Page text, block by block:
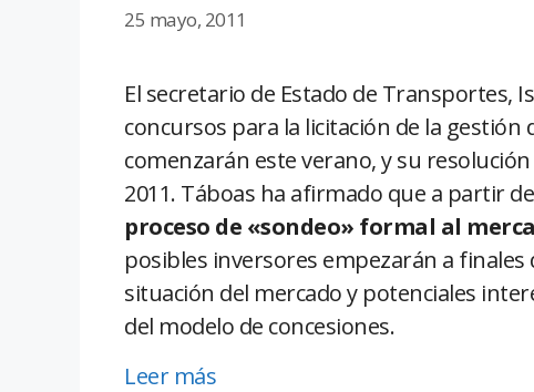
25 mayo, 2011
El secretario de Estado de Transportes,
concursos para la licitación de la
comenzarán este verano, y su
2011. Táboas ha afirmado que a partir
proceso de «sondeo» formal al
posibles inversores empezarán a finales
situación del mercado y potenciales
del modelo de concesiones.
Leer más